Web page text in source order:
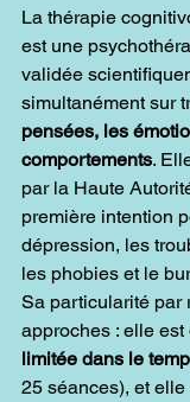
La thérapie
est une
validée
simultanément sur
pensées, les
comportements.
par la Haute
première intention
dépression, les
les phobies et le
Sa particularité par
approches : elle est
limitée dans le
25 séances), et